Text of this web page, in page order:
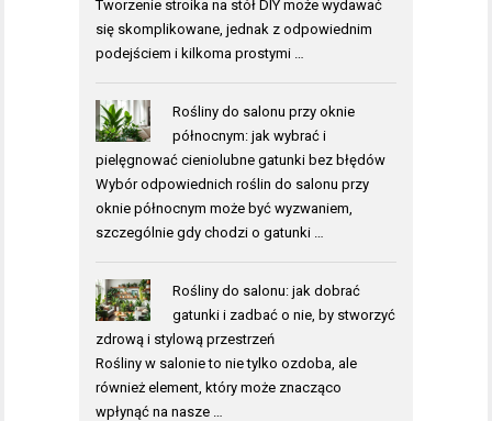
Tworzenie stroika na stół DIY może wydawać
się skomplikowane, jednak z odpowiednim
podejściem i kilkoma prostymi …
Rośliny do salonu przy oknie
północnym: jak wybrać i
pielęgnować cieniolubne gatunki bez błędów
Wybór odpowiednich roślin do salonu przy
oknie północnym może być wyzwaniem,
szczególnie gdy chodzi o gatunki …
Rośliny do salonu: jak dobrać
gatunki i zadbać o nie, by stworzyć
zdrową i stylową przestrzeń
Rośliny w salonie to nie tylko ozdoba, ale
również element, który może znacząco
wpłynąć na nasze …